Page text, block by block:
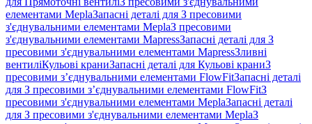
елементами MeplaЗапасні деталі для З пресовими
з'єднувальними елементами MeplaЗ пресовими
з'єднувальними елементами MapressЗапасні деталі для З
пресовими з'єднувальними елементами MapressЗливні
вентиліКульові краниЗапасні деталі для Кульові краниЗ
пресовими з’єднувальними елементами FlowFitЗапасні деталі
для З пресовими з’єднувальними елементами FlowFitЗ
пресовими з'єднувальними елементами MeplaЗапасні деталі
для З пресовими з'єднувальними елементами MeplaЗ